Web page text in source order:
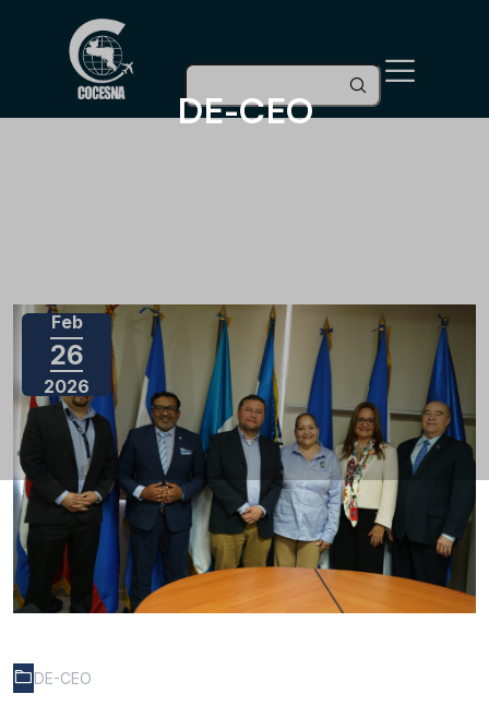
DE-CEO
Feb
26
2026
DE-CEO